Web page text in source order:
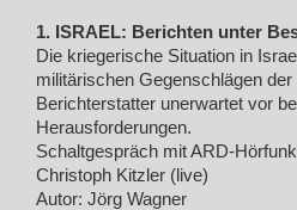
1. ISRAEL: Berichten unter
Die kriegerische Situation in
militärischen Gegenschlägen
Berichterstatter unerwartet vor
Herausforderungen.
Schaltgespräch mit ARD-
Christoph Kitzler (live)
Autor: Jörg Wagner